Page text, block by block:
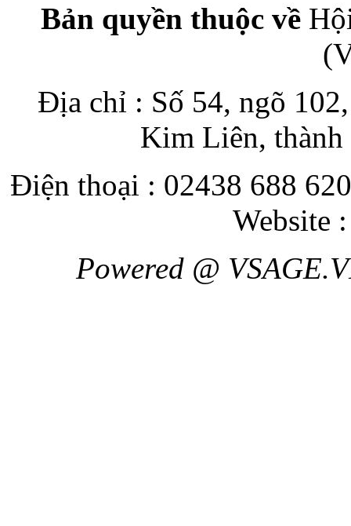
Bản quyền thuộc về
Địa chỉ : Số 54, ngõ
Kim Liên,
Điện thoại : 02438 688
Website
Powered @